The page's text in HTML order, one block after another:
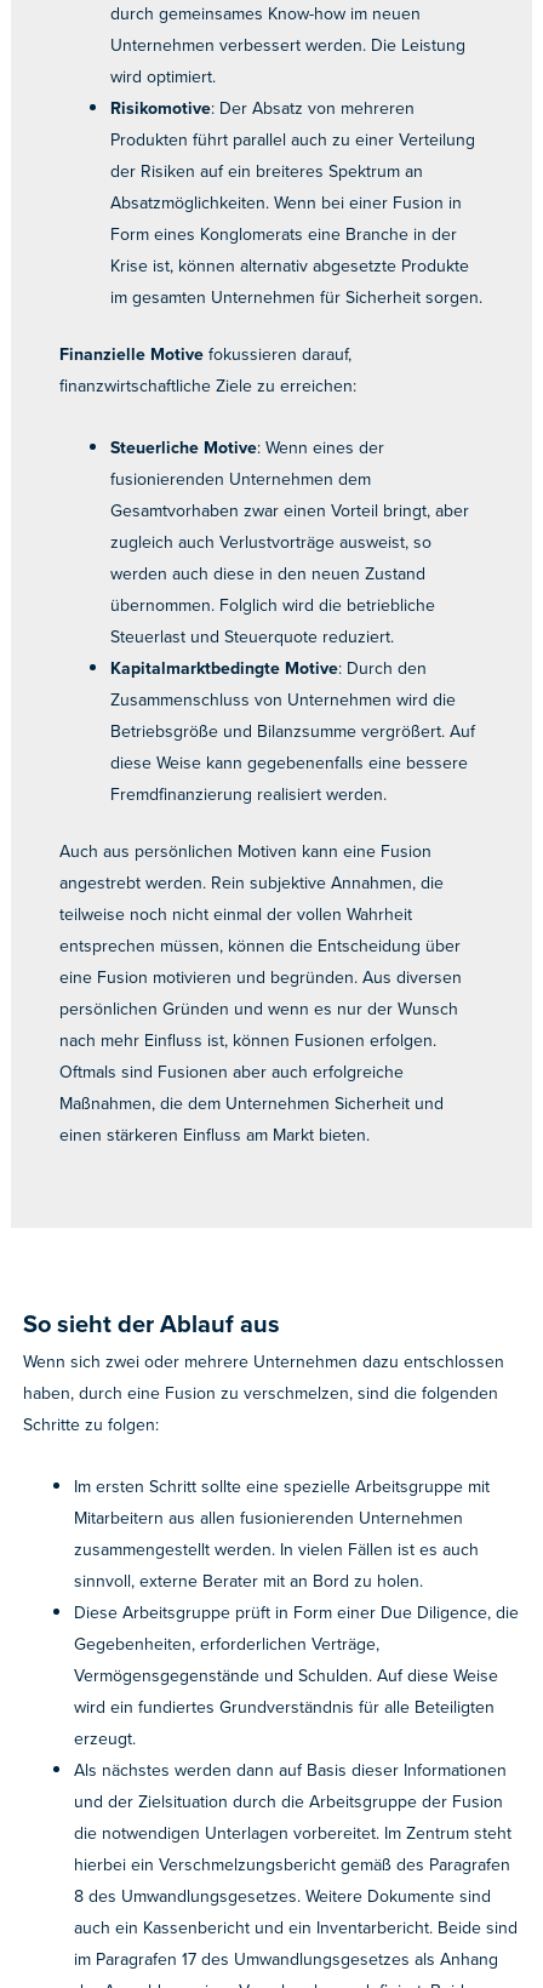
durch gemeinsames Know-how im neuen
Unternehmen verbessert werden. Die Leistung
wird optimiert.
Risikomotive: Der Absatz von mehreren
Produkten führt parallel auch zu einer Verteilung
der Risiken auf ein breiteres Spektrum an
Absatzmöglichkeiten. Wenn bei einer Fusion in
Form eines Konglomerats eine Branche in der
Krise ist, können alternativ abgesetzte Produkte
im gesamten Unternehmen für Sicherheit sorgen.
Finanzielle Motive fokussieren darauf,
finanzwirtschaftliche Ziele zu erreichen:
Steuerliche Motive: Wenn eines der
fusionierenden Unternehmen dem
Gesamtvorhaben zwar einen Vorteil bringt, aber
zugleich auch Verlustvorträge ausweist, so
werden auch diese in den neuen Zustand
übernommen. Folglich wird die betriebliche
Steuerlast und Steuerquote reduziert.
Kapitalmarktbedingte Motive: Durch den
Zusammenschluss von Unternehmen wird die
Betriebsgröße und Bilanzsumme vergrößert. Auf
diese Weise kann gegebenenfalls eine bessere
Fremdfinanzierung realisiert werden.
Auch aus persönlichen Motiven kann eine Fusion
angestrebt werden. Rein subjektive Annahmen, die
teilweise noch nicht einmal der vollen Wahrheit
entsprechen müssen, können die Entscheidung über
eine Fusion motivieren und begründen. Aus diversen
persönlichen Gründen und wenn es nur der Wunsch
nach mehr Einfluss ist, können Fusionen erfolgen.
Oftmals sind Fusionen aber auch erfolgreiche
Maßnahmen, die dem Unternehmen Sicherheit und
einen stärkeren Einfluss am Markt bieten.
So sieht der Ablauf aus
Wenn sich zwei oder mehrere Unternehmen dazu entschlossen
haben, durch eine Fusion zu verschmelzen, sind die folgenden
Schritte zu folgen:
Im ersten Schritt sollte eine spezielle Arbeitsgruppe mit
Mitarbeitern aus allen fusionierenden Unternehmen
zusammengestellt werden. In vielen Fällen ist es auch
sinnvoll, externe Berater mit an Bord zu holen.
Diese Arbeitsgruppe prüft in Form einer Due Diligence, die
Gegebenheiten, erforderlichen Verträge,
Vermögensgegenstände und Schulden. Auf diese Weise
wird ein fundiertes Grundverständnis für alle Beteiligten
erzeugt.
Als nächstes werden dann auf Basis dieser Informationen
und der Zielsituation durch die Arbeitsgruppe der Fusion
die notwendigen Unterlagen vorbereitet. Im Zentrum steht
hierbei ein Verschmelzungsbericht gemäß des Paragrafen
8 des Umwandlungsgesetzes. Weitere Dokumente sind
auch ein Kassenbericht und ein Inventarbericht. Beide sind
im Paragrafen 17 des Umwandlungsgesetzes als Anhang